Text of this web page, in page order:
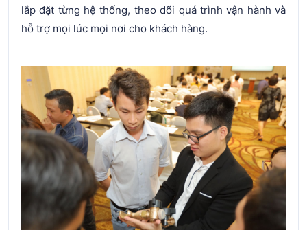
lắp đặt từng hệ thống, theo dõi quá trình vận hành và
hỗ trợ mọi lúc mọi nơi cho khách hàng.